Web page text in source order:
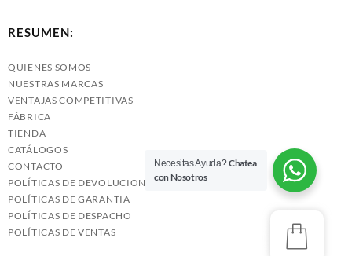
RESUMEN:
QUIENES SOMOS
NUESTRAS MARCAS
VENTAJAS COMPETITIVAS
FÁBRICA
TIENDA
CATÁLOGOS
CONTACTO
POLÍTICAS DE DEVOLUCIONES
POLÍTICAS DE GARANTIA
POLÍTICAS DE DESPACHO
POLÍTICAS DE VENTAS
Necesitas Ayuda?Chatea
con Nosotros